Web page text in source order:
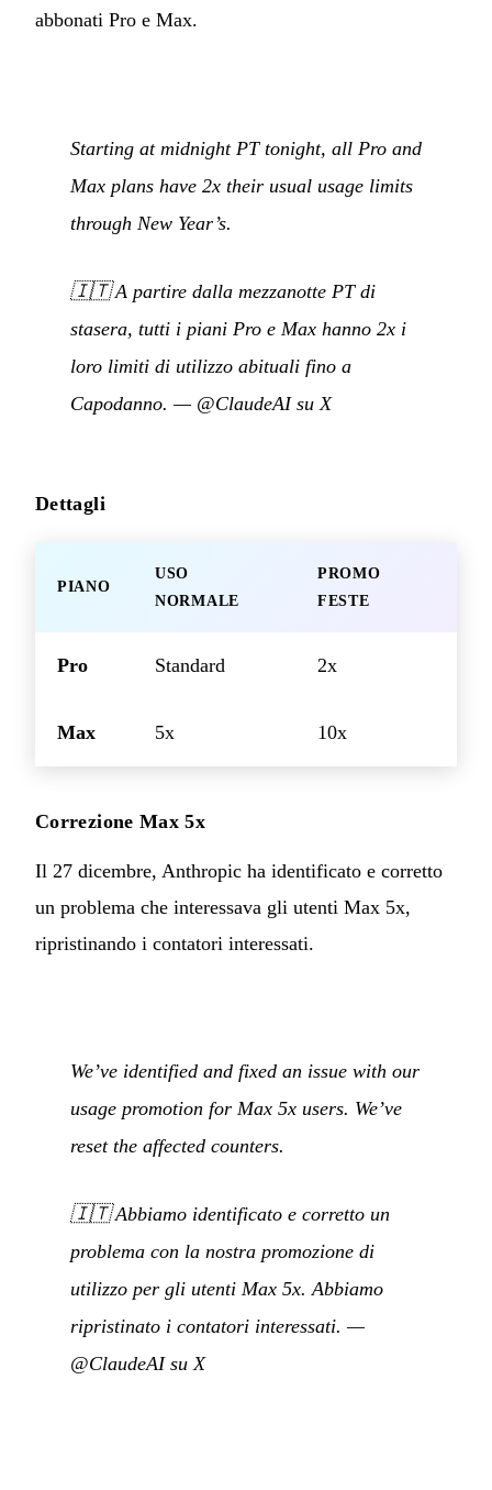
abbonati Pro e Max.
Starting at midnight PT tonight, all Pro and
Max plans have 2x their usual usage limits
through New Year’s.
🇮🇹A partire dalla mezzanotte PT di
stasera, tutti i piani Pro e Max hanno 2x i
loro limiti di utilizzo abituali fino a
Capodanno. — @ClaudeAI su X
Dettagli
PIANO
USO
NORMALE
PROMO
FESTE
Pro Standard 2x
Max 5x 10x
Correzione Max 5x
Il 27 dicembre, Anthropic ha identificato e corretto
un problema che interessava gli utenti Max 5x,
ripristinando i contatori interessati.
We’ve identified and fixed an issue with our
usage promotion for Max 5x users. We’ve
reset the affected counters.
🇮🇹Abbiamo identificato e corretto un
problema con la nostra promozione di
utilizzo per gli utenti Max 5x. Abbiamo
ripristinato i contatori interessati. —
@ClaudeAI su X